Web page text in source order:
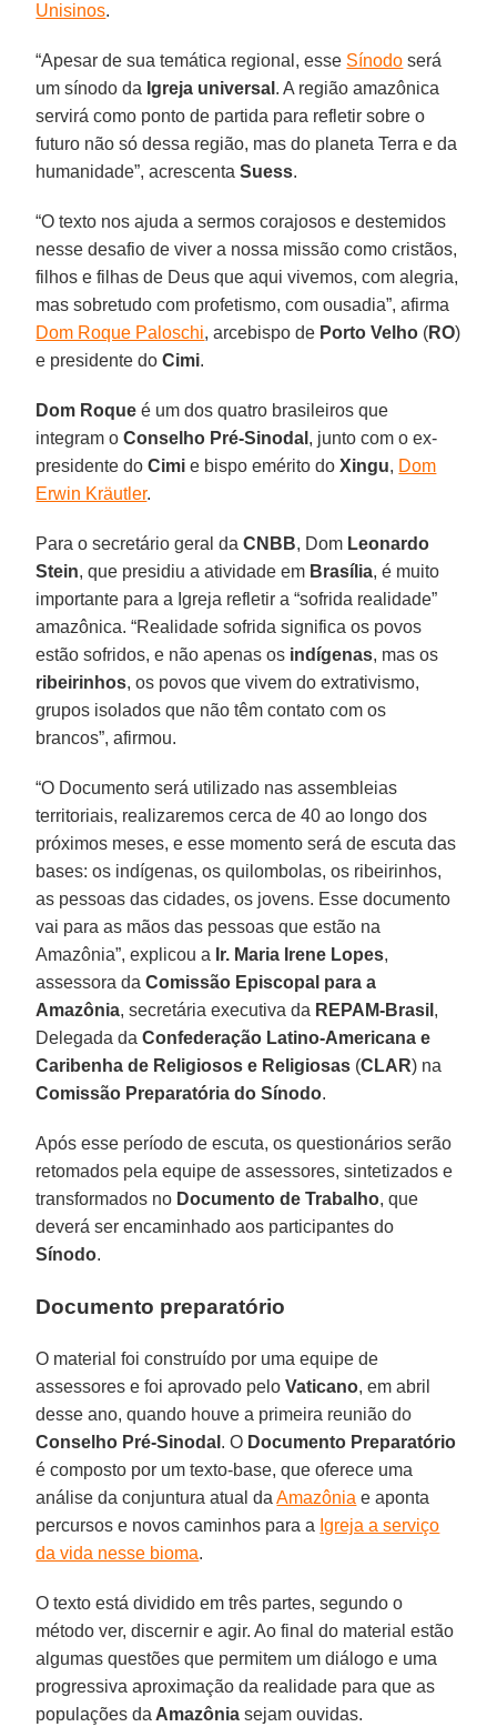
Unisinos.
“Apesar de sua temática regional, esse Sínodo será
um sínodo da Igreja universal . A região amazônica
servirá como ponto de partida para refletir sobre o
futuro não só dessa região, mas do planeta Terra e da
humanidade”, acrescentaSuess.
“O texto nos ajuda a sermos corajosos e destemidos
nesse desafio de viver a nossa missão como cristãos,
filhos e filhas de Deus que aqui vivemos, com alegria,
mas sobretudo com profetismo, com ousadia”, afirma
Dom Roque Paloschi, arcebispo de Porto Velho (RO)
e presidente doCimi.
Dom Roque é um dos quatro brasileiros que
integram oConselho Pré-Sinodal , junto com o ex-
presidente doCimi e bispo emérito doXingu, Dom
Erwin Kräutler.
Para o secretário geral daCNBB, Dom Leonardo
Stein, que presidiu a atividade em Brasília, é muito
importante para a Igreja refletir a “sofrida realidade”
amazônica. “Realidade sofrida significa os povos
estão sofridos, e não apenas os indígenas, mas os
ribeirinhos, os povos que vivem do extrativismo,
grupos isolados que não têm contato com os
brancos”, afirmou.
“O Documento será utilizado nas assembleias
territoriais, realizaremos cerca de 40 ao longo dos
próximos meses, e esse momento será de escuta das
bases: os indígenas, os quilombolas, os ribeirinhos,
as pessoas das cidades, os jovens. Esse documento
vai para as mãos das pessoas que estão na
Amazônia”, explicou a Ir. Maria Irene Lopes,
assessora daComissão Episcopal para a
Amazônia, secretária executiva da REPAM-Brasil ,
Delegada daConfederação Latino-Americana e
Caribenha de Religiosos e Religiosas (CLAR) na
Comissão Preparatória do Sínodo.
Após esse período de escuta, os questionários serão
retomados pela equipe de assessores, sintetizados e
transformados no Documento de Trabalho, que
deverá ser encaminhado aos participantes do
Sínodo.
Documento preparatório
O material foi construído por uma equipe de
assessores e foi aprovado peloVaticano, em abril
desse ano, quando houve a primeira reunião do
Conselho Pré-Sinodal . O Documento Preparatório
é composto por um texto-base, que oferece uma
análise da conjuntura atual daAmazônia e aponta
percursos e novos caminhos para a Igreja a serviço
da vida nesse bioma.
O texto está dividido em três partes, segundo o
método ver, discernir e agir. Ao final do material estão
algumas questões que permitem um diálogo e uma
progressiva aproximação da realidade para que as
populações da Amazônia sejam ouvidas.